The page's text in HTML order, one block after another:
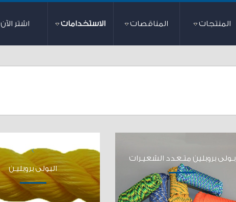
المنتجات المناقصات الاستخدامات اشتر الآن
بـولى بروبلين متـعدد الشعيـرات
>
البولى بروبليـن